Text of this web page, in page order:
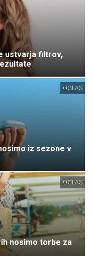
ustvarja filtrov,
OGLAS
iz sezone v
OGLAS
nosimo torbe za